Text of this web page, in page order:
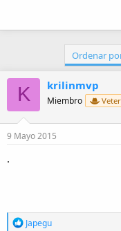
Ordenar
K krilinmvp
Miembro
9 Mayo 2015
.
R
Japegu